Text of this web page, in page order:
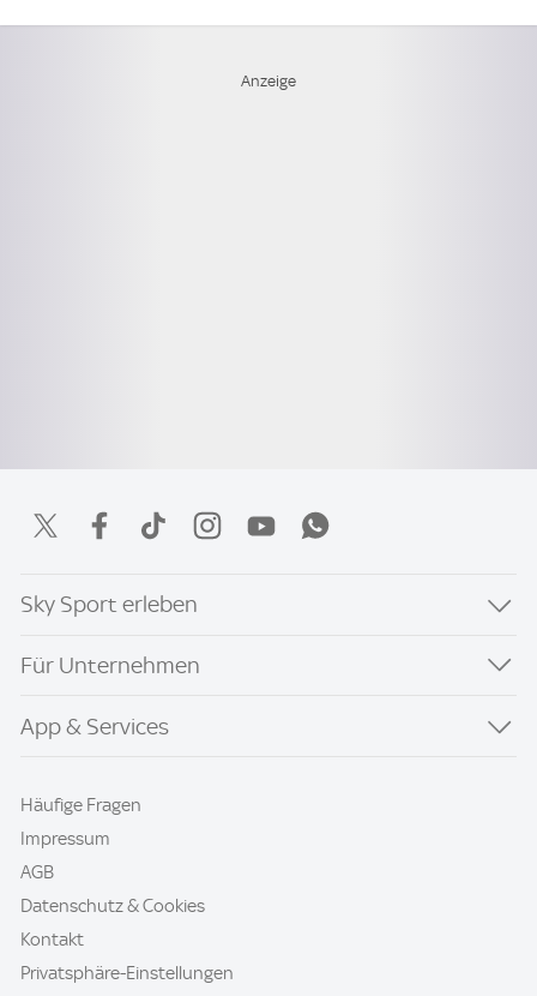
Sky Sport erleben
Für Unternehmen
App & Services
Häufige Fragen
Impressum
AGB
Datenschutz & Cookies
Kontakt
Privatsphäre-Einstellungen